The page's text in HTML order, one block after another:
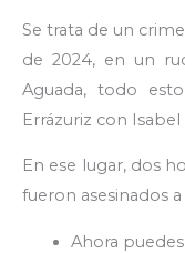
Se trata de un
de 2024, en un
Aguada, todo
Errázuriz con
En ese lugar, dos
fueron asesinados a
Ahora